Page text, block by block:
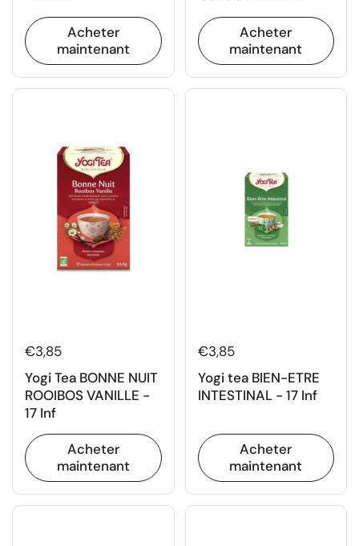
Acheter
maintenant
Acheter
maintenant
€3,85
Yogi Tea BONNE NUIT
ROOIBOS VANILLE -
17 Inf
Acheter
maintenant
€3,85
Yogi tea BIEN-ETRE
INTESTINAL - 17 Inf
Acheter
maintenant